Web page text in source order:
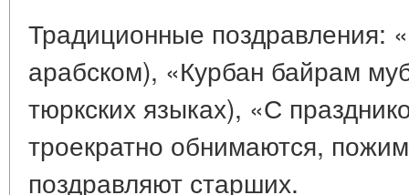
Традиционные поздравления:
арабском), «Курбан байрам
тюркских языках), «С
троекратно обнимаются,
поздравляют старших.